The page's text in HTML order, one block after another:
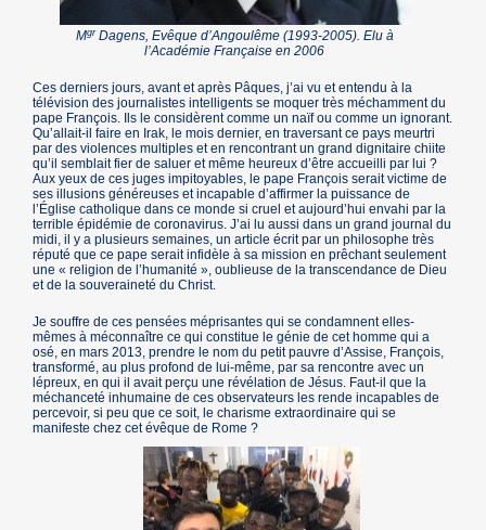
MgrDagens, Evêque d’Angoulême (1993-2005). Elu à
l’Académie Française en 2006
Ces derniers jours, avant et après Pâques, j’ai vu et entendu à la
télévision des journalistes intelligents se moquer très méchamment du
pape François. Ils le considèrent comme un naïf ou comme un ignorant.
Qu’allait-il faire en Irak, le mois dernier, en traversant ce pays meurtri
par des violences multiples et en rencontrant un grand dignitaire chiite
qu’il semblait fier de saluer et même heureux d’être accueilli par lui ?
Aux yeux de ces juges impitoyables, le pape François serait victime de
ses illusions généreuses et incapable d’affirmer la puissance de
l’Église catholique dans ce monde si cruel et aujourd’hui envahi par la
terrible épidémie de coronavirus. J’ai lu aussi dans un grand journal du
midi, il y a plusieurs semaines, un article écrit par un philosophe très
réputé que ce pape serait infidèle à sa mission en prêchant seulement
une « religion de l’humanité », oublieuse de la transcendance de Dieu
et de la souveraineté du Christ.
Je souffre de ces pensées méprisantes qui se condamnent elles-
mêmes à méconnaître ce qui constitue le génie de cet homme qui a
osé, en mars 2013, prendre le nom du petit pauvre d’Assise, François,
transformé, au plus profond de lui-même, par sa rencontre avec un
lépreux, en qui il avait perçu une révélation de Jésus. Faut-il que la
méchanceté inhumaine de ces observateurs les rende incapables de
percevoir, si peu que ce soit, le charisme extraordinaire qui se
manifeste chez cet évêque de Rome ?